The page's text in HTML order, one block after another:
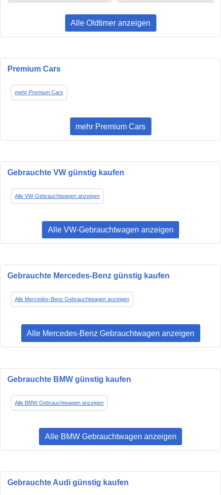
Alle Oldtimer anzeigen
Premium Cars
mehr Premium Cars
mehr Premium Cars
Gebrauchte VW günstig kaufen
Alle VW-Gebrauchtwagen anzeigen
Alle VW-Gebrauchtwagen anzeigen
Gebrauchte Mercedes-Benz günstig kaufen
Alle Mercedes-Benz Gebrauchtwagen anzeigen
Alle Mercedes-Benz Gebrauchtwagen anzeigen
Gebrauchte BMW günstig kaufen
Alle BMW Gebrauchtwagen anzeigen
Alle BMW Gebrauchtwagen anzeigen
Gebrauchte Audi günstig kaufen